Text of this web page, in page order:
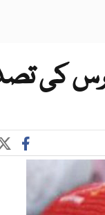
کی